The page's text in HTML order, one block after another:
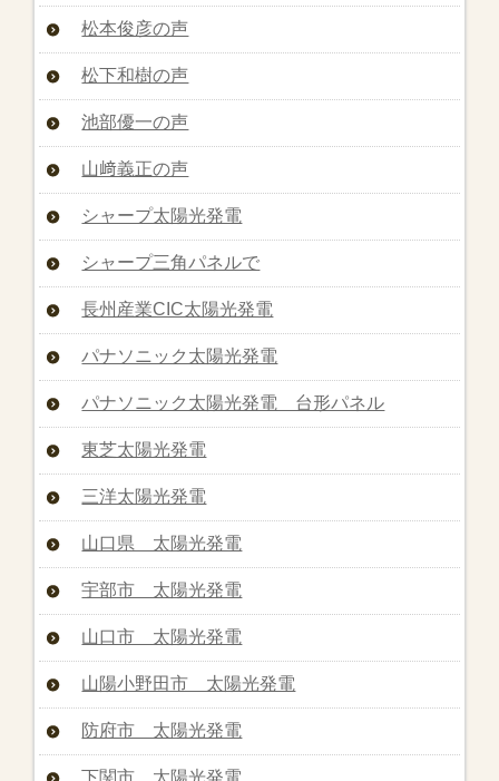
松本俊彦の声
松下和樹の声
池部優一の声
山﨑義正の声
シャープ太陽光発電
シャープ三角パネルで
長州産業CIC太陽光発電
パナソニック太陽光発電
パナソニック太陽光発電 台形パネル
東芝太陽光発電
三洋太陽光発電
山口県 太陽光発電
宇部市 太陽光発電
山口市 太陽光発電
山陽小野田市 太陽光発電
防府市 太陽光発電
下関市 太陽光発電